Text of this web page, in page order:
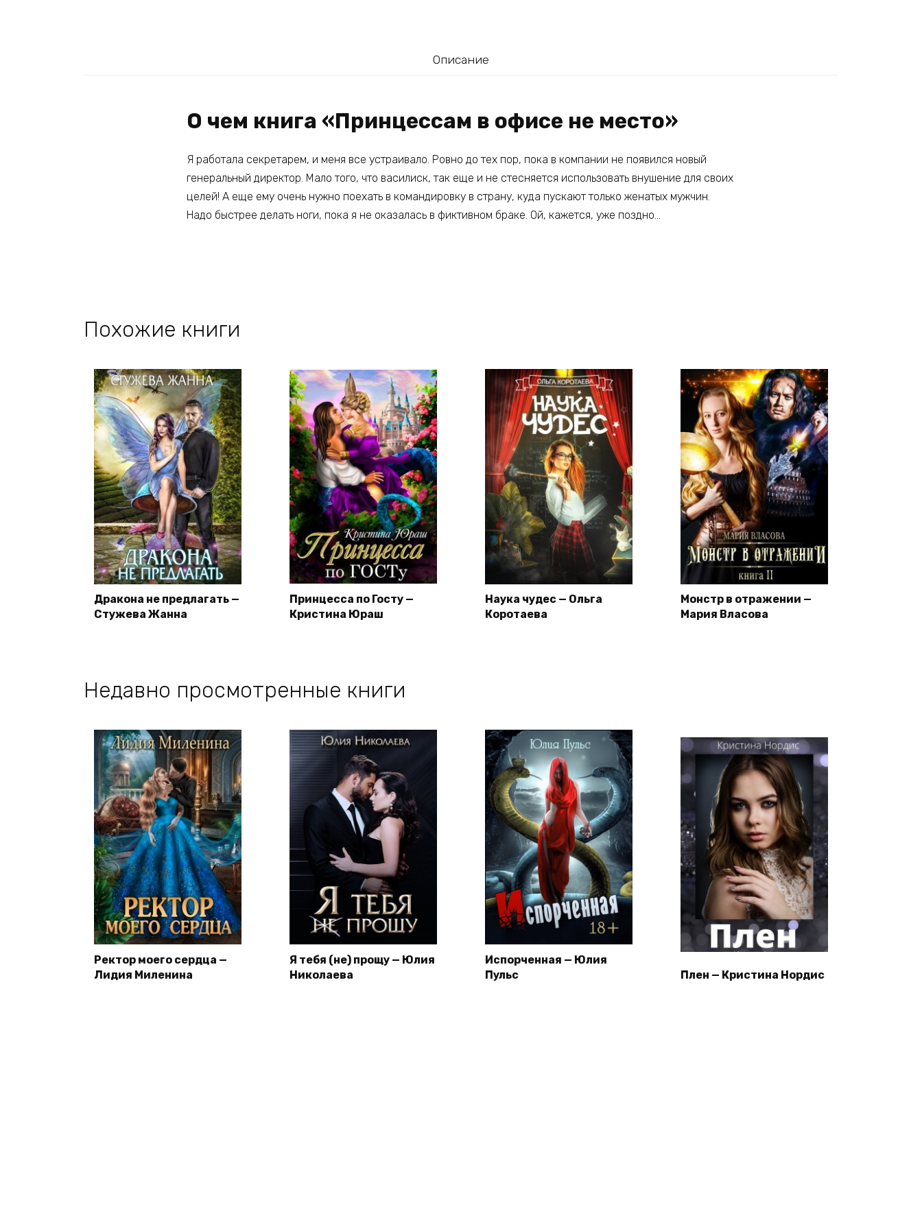
Описание
О чем книга «Принцессам в офисе не место»
Я работала секретарем, и меня все устраивало. Ровно до тех пор, пока в компании не появился новый
генеральный директор. Мало того, что василиск, так еще и не стесняется использовать внушение для своих
целей! А еще ему очень нужно поехать в командировку в страну, куда пускают только женатых мужчин.
Надо быстрее делать ноги, пока я не оказалась в фиктивном браке. Ой, кажется, уже поздно…
Похожие книги
Дракона не предлагать —
Стужева Жанна
Принцесса по Госту —
Кристина Юраш
Наука чудес — Ольга
Коротаева
Монстр в отражении —
Мария Власова
Недавно просмотренные книги
Ректор моего сердца —
Лидия Миленина
Я тебя (не) прощу — Юлия
Николаева
Испорченная — Юлия
Пульс
Плен — Кристина Нордис